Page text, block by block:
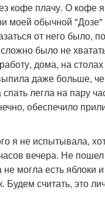
кофе плачу. О кофе
моей обычной "Дозе"
от него было,
было не
дома, на столах
даже больше,
легла на пару
обеспечило
я не испытывала,
вечера. Не
не могла есть яблоки
Будем считать, это